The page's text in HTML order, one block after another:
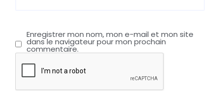
Enregistrer mon nom, mon e-mail et mon site
dans le navigateur pour mon prochain
commentaire.